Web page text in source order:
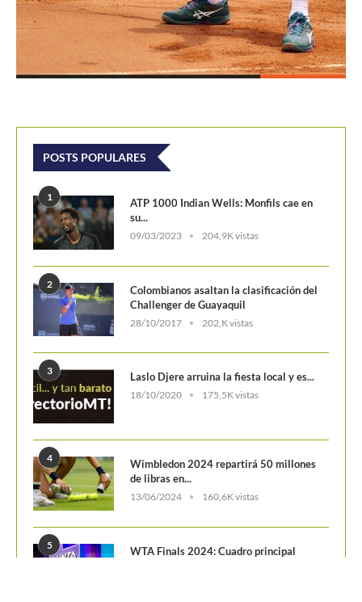
POSTS POPULARES
1
ATP 1000 Indian Wells: Monfils cae en
su...
09/03/2023 204,9K vistas
2
Colombianos asaltan la clasificación del
Challenger de Guayaquil
28/10/2017 202,K vistas
3 Laslo Djere arruina la fiesta local y es...
18/10/2020 175,5K vistas
4
Wimbledon 2024 repartirá 50 millones
de libras en...
13/06/2024 160,6K vistas
5 WTA Finals 2024: Cuadro principal